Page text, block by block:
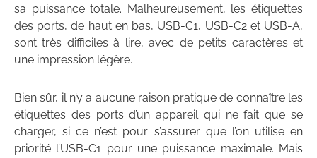
sa puissance totale. Malheureusement, les étiquettes
des ports, de haut en bas, USB-C1, USB-C2 et USB-A,
sont très difficiles à lire, avec de petits caractères et
une impression légère.
Bien sûr, il n’y a aucune raison pratique de connaître les
étiquettes des ports d’un appareil qui ne fait que se
charger, si ce n’est pour s’assurer que l’on utilise en
priorité l’USB-C1 pour une puissance maximale. Mais